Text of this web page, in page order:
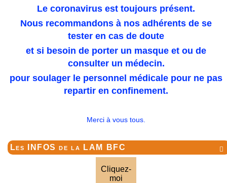
Le coronavirus est toujours présent.
Nous recommandons à nos adhérents de se
tester en cas de doute
et si besoin de porter un masque et ou de
consulter un médecin.
pour soulager le personnel médicale pour ne pas
repartir en confinement.
Merci à vous tous.

Les INFOS de la LAM BFC
Cliquez-
moi